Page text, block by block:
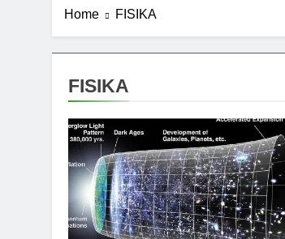
Home FISIKA
FISIKA